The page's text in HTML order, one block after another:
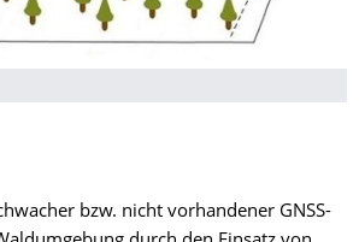
bzw. nicht vorhandener GNSS-